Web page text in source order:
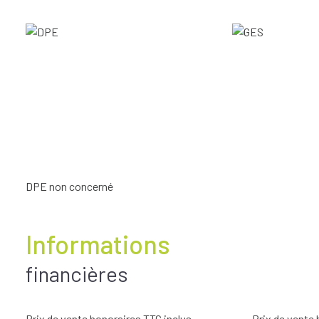
DPE non concerné
Informations
financières